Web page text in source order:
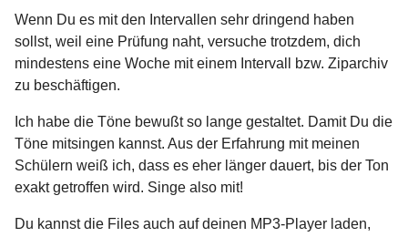
Wenn Du es mit den Intervallen sehr dringend haben
sollst, weil eine Prüfung naht, versuche trotzdem, dich
mindestens eine Woche mit einem Intervall bzw. Ziparchiv
zu beschäftigen.
Ich habe die Töne bewußt so lange gestaltet. Damit Du die
Töne mitsingen kannst. Aus der Erfahrung mit meinen
Schülern weiß ich, dass es eher länger dauert, bis der Ton
exakt getroffen wird. Singe also mit!
Du kannst die Files auch auf deinen MP3-Player laden,